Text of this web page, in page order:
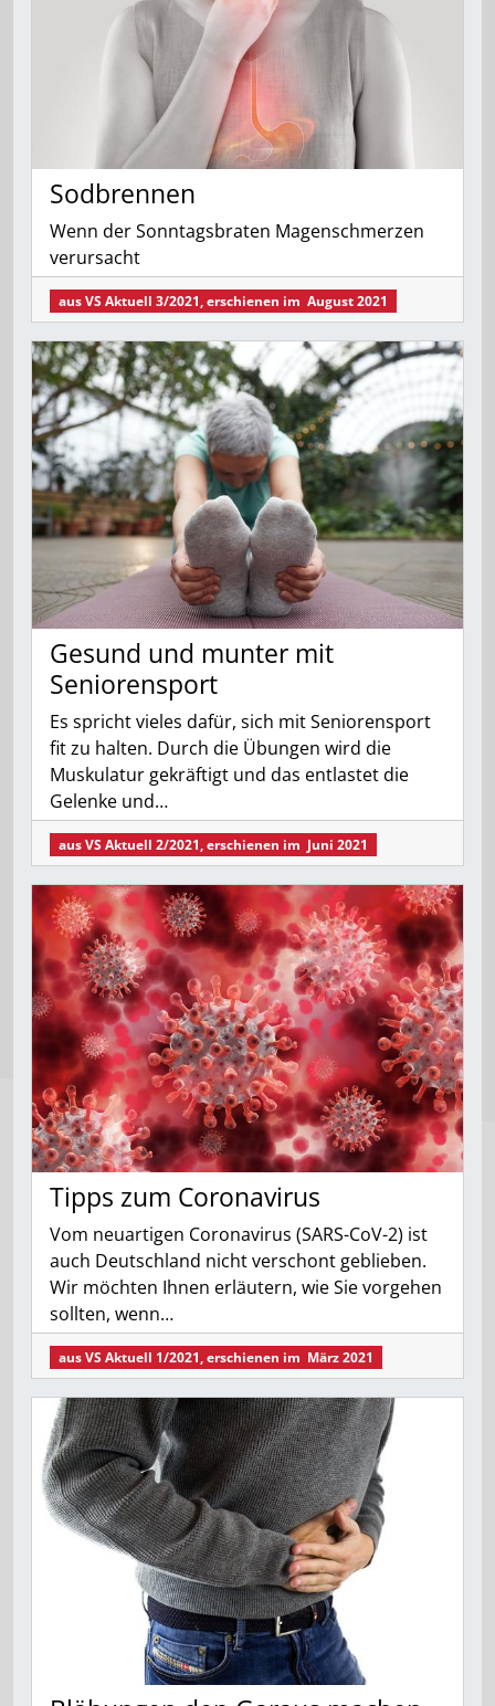
Sodbrennen
Wenn der Sonntagsbraten Magenschmerzen
verursacht
ausVS Aktuell 3/2021, erschienen im August 2021
Gesund und munter mit
Seniorensport
Es spricht vieles dafür, sich mit Seniorensport
fit zu halten. Durch die Übungen wird die
Muskulatur gekräftigt und das entlastet die
Gelenke und…
ausVS Aktuell 2/2021, erschienen im Juni 2021
Tipps zum Coronavirus
Vom neuartigen Coronavirus (SARS-CoV-2) ist
auch Deutschland nicht verschont geblieben.
Wir möchten Ihnen erläutern, wie Sie vorgehen
sollten, wenn…
ausVS Aktuell 1/2021, erschienen im März 2021